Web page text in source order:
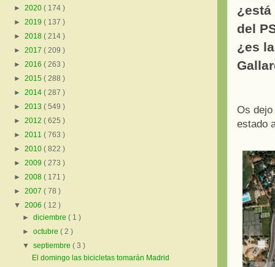
del
¿es
Os
estado
► 2020 ( 174 )
► 2019 ( 137 )
► 2018 ( 214 )
► 2017 ( 209 )
► 2016 ( 263 )
► 2015 ( 288 )
► 2014 ( 287 )
► 2013 ( 549 )
► 2012 ( 625 )
► 2011 ( 763 )
► 2010 ( 822 )
► 2009 ( 273 )
► 2008 ( 171 )
► 2007 ( 78 )
▼ 2006 ( 12 )
►diciembre( 1 )
►octubre( 2 )
▼septiembre( 3 )
El domingo las bicicletas tomarán Madrid